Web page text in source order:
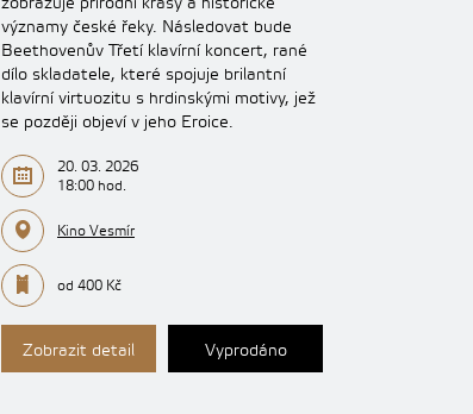
významy české řeky. Následovat bude
Beethovenův Třetí klavírní koncert, rané
dílo skladatele, které spojuje brilantní
klavírní virtuozitu s hrdinskými motivy, jež
se později objeví v jeho Eroice.
20. 03. 2026
18:00 hod.
Kino Vesmír
od 400 Kč
Zobrazit detail Vyprodáno